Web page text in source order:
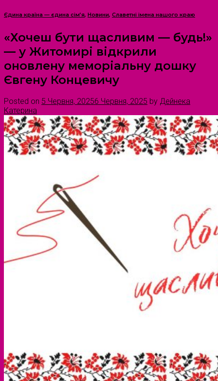
Єдина країна — єдина сім’я, Новини, Славетні імена нашого краю
«Хочеш бути щасливим — будь!»
— у Житомирі відкрили
оновлену меморіальну дошку
Євгену Концевичу
Posted on 5 Червня, 20256 Червня, 2025 by Дейнека
Катерина